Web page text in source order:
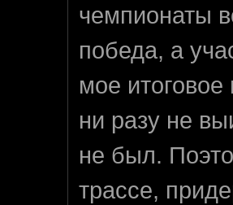
чемпионаты
победа, а
мое
ни разу не
не был.
трассе,